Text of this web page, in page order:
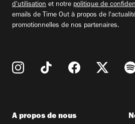
d'utilisation et notre politique de
emails de Time Out à propos de
promotionnelles de nos partenaires.
A propos de nous